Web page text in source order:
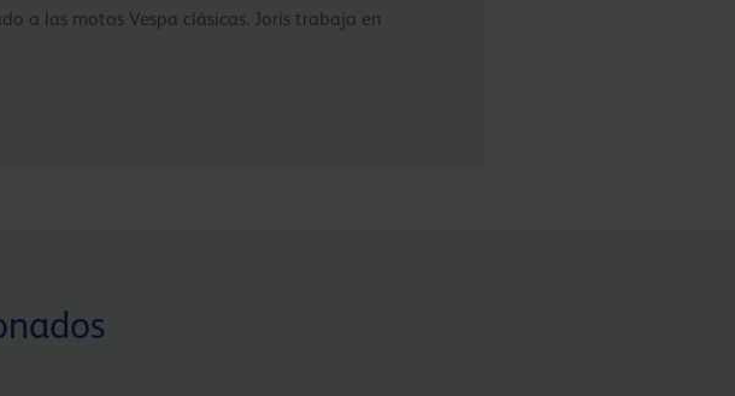
a las motos Vespa clásicas. Joris trabaja en